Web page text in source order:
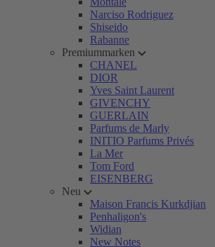
Narciso Rodriguez
Shiseido
Rabanne
Premiummarken
CHANEL
DIOR
Yves Saint Laurent
GIVENCHY
GUERLAIN
Parfums de Marly
INITIO Parfums Privés
La Mer
Tom Ford
EISENBERG
Neu
Maison Francis Kurkdjian
Penhaligon's
Widian
New Notes